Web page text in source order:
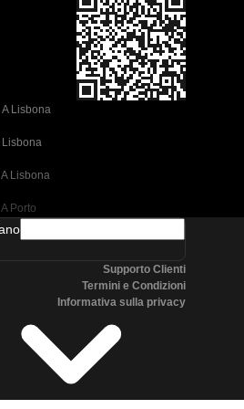
Lisbona
Lisbona
Lisbona
Porto
A Barcellona
Madrid
Supporto Clienti
Termini e Condizioni
Informativa sulla privacy